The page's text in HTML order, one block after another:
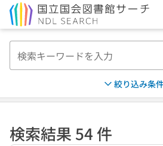
絞り込み条
検索結果 54 件